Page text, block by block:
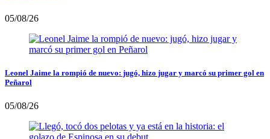
05/08/26
Leonel Jaime la rompió de nuevo: jugó, hizo jugar y marcó su primer gol en
Peñarol
05/08/26